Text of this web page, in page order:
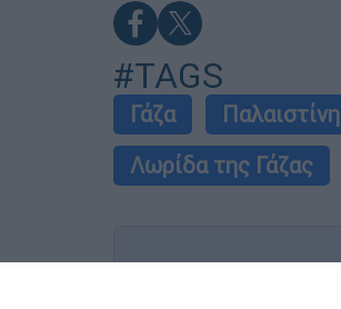
#TAGS
Γάζα Παλαιστίνη
Λωρίδα της Γάζας